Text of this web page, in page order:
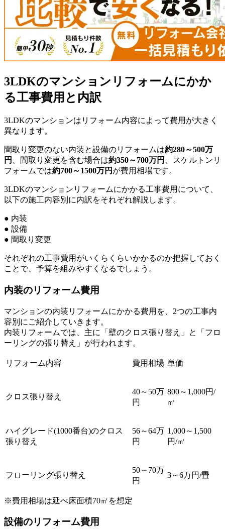
3LDKのマンションリフォームにかか
る工事費用と内訳
3LDKのマンションはリフォーム内容によって費用が大きく
異なります。
間取り変更のない内装と設備のリフォームは約280～500万
円
、間取り変更を含む場合は約350～700万円
、スケルトンリ
フォームでは約700～1500万円 が費用相場です。
3LDKのマンションリフォームにかかる工事費用について、
以下の施工内容別に内訳をそれぞれ解説します。
● 内装
● 設備
● 間取り変更
それぞれの工事費用がいくらくらいかかるのか把握しておく
ことで、予算を組みやすくなるでしょう。
内装のリフォーム費用
マンションの内装リフォームにかかる費用を、2つの工事内
容別にご紹介していきます。
内装リフォームでは、主に「壁のクロス張り替え」と「フロ
ーリングの張り替え」が行われます。
リフォーム内容 費用相場 単価
クロス張り替え
40～50万
円
800～1,000円/
㎡
ハイグレード(1000番台)のクロス
張り替え
56～64万
円
1,000～1,500
円/㎡
フローリング張り替え
50～70万
円
3～6万円/畳
※費用相場は延べ床面積70㎡を想定
設備のリフォーム費用